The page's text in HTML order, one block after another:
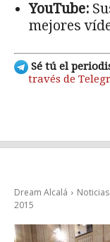
YouTube:
mejores
Sé tú el
través de